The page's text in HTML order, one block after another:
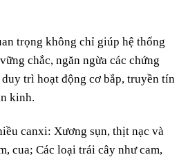
trọng không chỉ giúp hệ thống
chắc, ngăn ngừa các chứng
trì hoạt động cơ bắp, truyền tín
kinh.
canxi: Xương sụn, thịt nạc và
cua; Các loại trái cây như cam,